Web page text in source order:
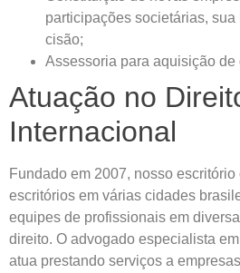
participações societárias,
cisão;
Assessoria para aquisição de
Atuação no
Internacional
Fundado em 2007, nosso
escritórios em várias cidades
equipes de profissionais em
direito. O advogado especialista
atua prestando serviços a